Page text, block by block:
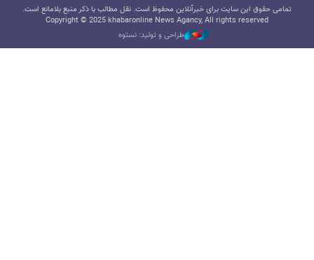
تمامی حقوق این سایت برای خبرآنلاین محفوظ است. نقل مطالب با ذکر منبع بلامانع است.
Copyright © 2025 khabaronline News Agancy, All rights reserved
طراحی و تولید: نستوه